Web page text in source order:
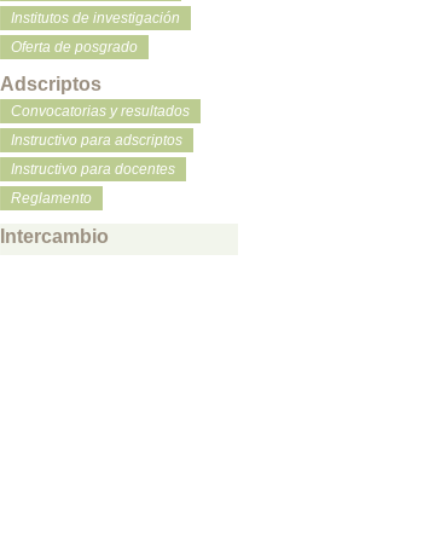
Institutos de investigación
Oferta de posgrado
Adscriptos
Convocatorias y resultados
Instructivo para adscriptos
Instructivo para docentes
Reglamento
Intercambio